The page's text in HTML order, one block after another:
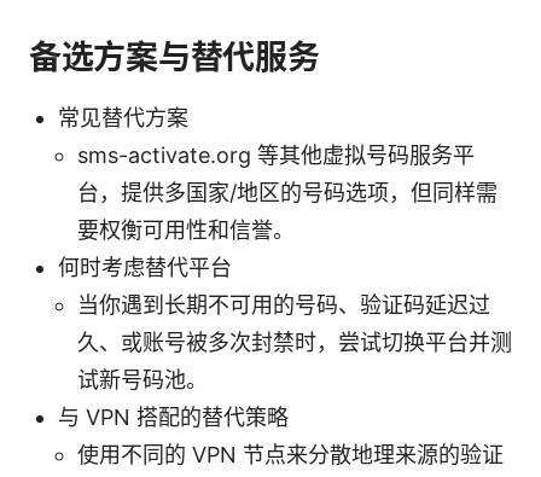
备选方案与替代服务
常见替代方案
sms-activate.org 等其他虚拟号码服务平
台，提供多国家/地区的号码选项，但同样需
要权衡可用性和信誉。
何时考虑替代平台
当你遇到长期不可用的号码、验证码延迟过
久、或账号被多次封禁时，尝试切换平台并测
试新号码池。
与 VPN 搭配的替代策略
使用不同的 VPN 节点来分散地理来源的验证